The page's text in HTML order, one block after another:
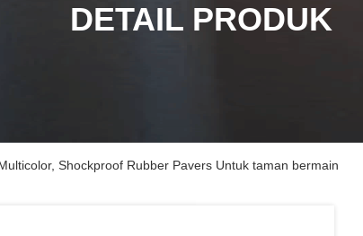
DETAIL PRODUK
Shockproof Rubber Pavers Untuk taman bermain